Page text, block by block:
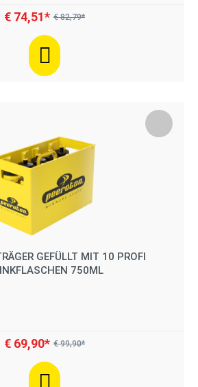
€ 74,51* € 82,79*
GEFÜLLT MIT 10 PROFI
750ML
€ 69,90* € 99,90*